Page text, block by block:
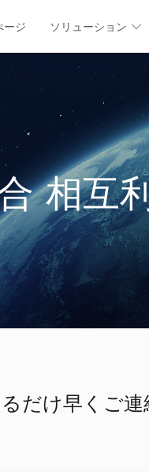
ージ ソリューション
相互
だけ早くご連